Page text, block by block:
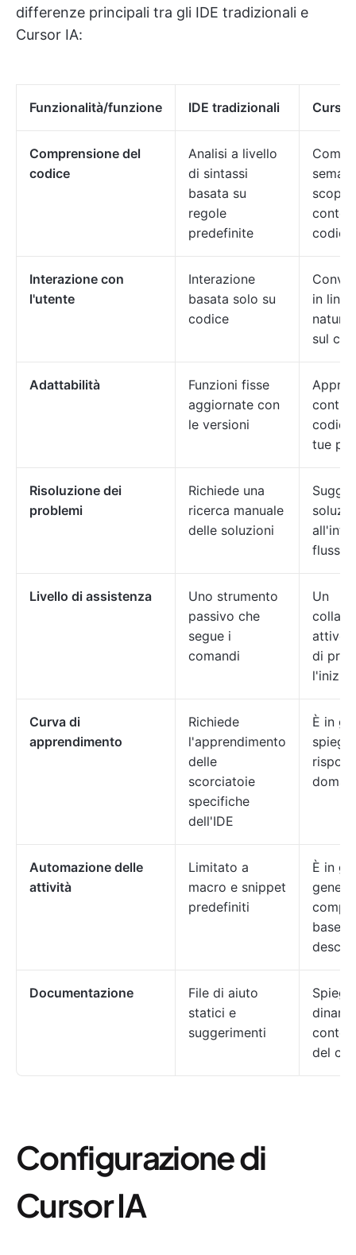
differenze principali tra gli IDE tradizionali e
Cursor IA:
Funzionalità/funzione IDE tradizionali
Comprensione del
codice
Analisi a livello
di sintassi
basata su
regole
predefinite
scopo
codice
Interazione con
l'utente
Interazione
basata solo su
codice
in
sul
Adattabilità
Funzioni fisse
aggiornate con
le versioni
codice
tue
Risoluzione dei
problemi
Richiede una
ricerca manuale
delle soluzioni
flusso
Livello di assistenza
Uno strumento
passivo che
segue i
comandi
Un
attivo
di
Curva di
apprendimento
Richiede
l'apprendimento
delle
scorciatoie
specifiche
dell'IDE
È in
Automazione delle
attività
Limitato a
macro e snippet
predefiniti
È in
base di
Documentazione
File di aiuto
statici e
suggerimenti
del
Configurazione di
Cursor IA